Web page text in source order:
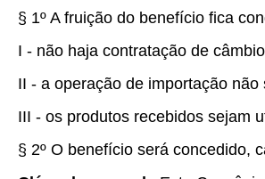
§ 1º A fruição do benefício fica
I - não haja contratação de
II - a operação de importação
III - os produtos recebidos sejam
§ 2º O benefício será concedido,